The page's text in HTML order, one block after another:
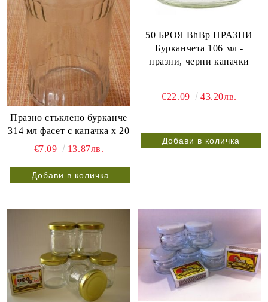
Празно стъклено бурканче
314 мл фасет с капачка x 20
€7.09
13.87лв.
50 БРОЯ BhBp ПРАЗНИ
Бурканчета 106 мл -
празни, черни капачки
€22.09 43.20лв.